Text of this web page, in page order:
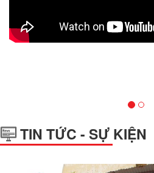
TIN TỨC - SỰ KIỆN